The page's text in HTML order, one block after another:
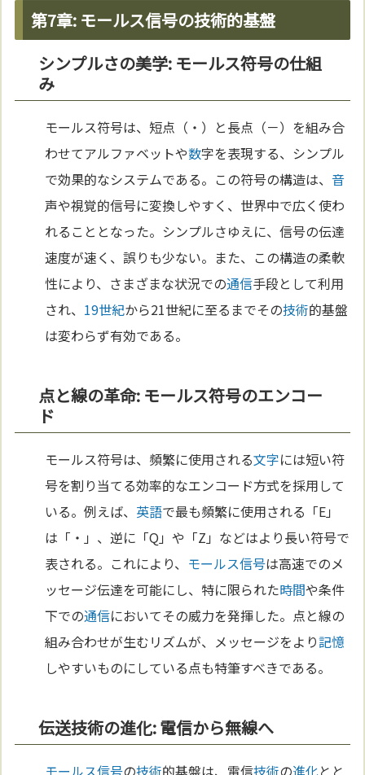
第7章: モールス信号の技術的基盤
シンプルさの美学: モールス符号の仕組
み
モールス符号は、短点（・）と長点（－）を組み合
わせてアルファベットや数字を表現する、シンプル
で効果的なシステムである。この符号の構造は、音
声や視覚的信号に変換しやすく、世界中で広く使わ
れることとなった。シンプルさゆえに、信号の伝達
速度が速く、誤りも少ない。また、この構造の柔軟
性により、さまざまな状況での通信手段として利用
され、 19世紀から21世紀に至るまでその技術的基盤
は変わらず有効である。
点と線の革命: モールス符号のエンコー
ド
モールス符号は、頻繁に使用される文字には短い符
号を割り当てる効率的なエンコード方式を採用して
いる。例えば、 英語で最も頻繁に使用される「E」
は「・」、逆に「Q」や「Z」などはより長い符号で
表される。これにより、 モールス信号は高速でのメ
ッセージ伝達を可能にし、特に限られた時間や条件
下での通信においてその威力を発揮した。点と線の
組み合わせが生むリズムが、メッセージをより記憶
しやすいものにしている点も特筆すべきである。
伝送技術の進化: 電信から無線へ
モールス信号の技術的基盤は、電信技術の進化とと